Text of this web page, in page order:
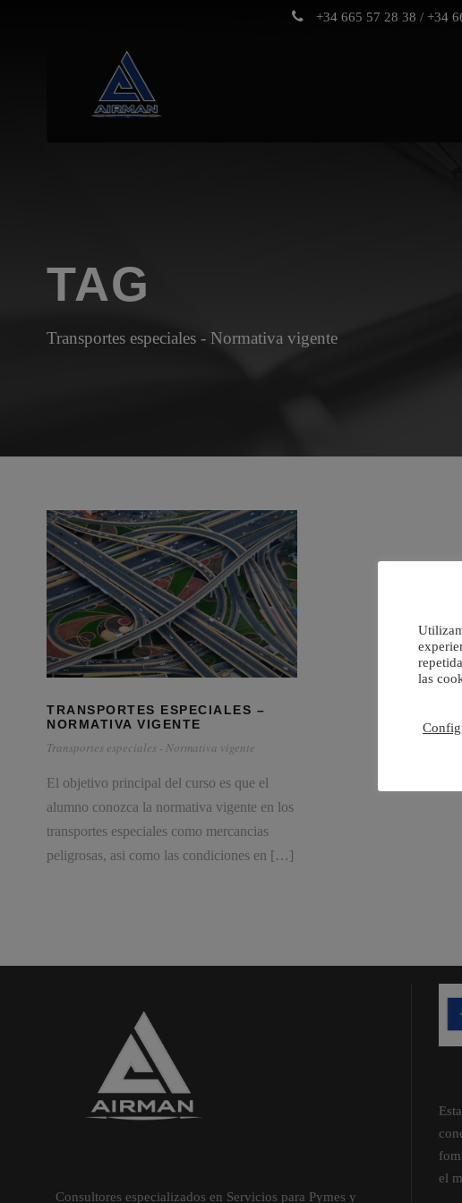
+34 665 57 28 38 / +34
TAG
Transportes especiales - Normativa vigente
TRANSPORTES ESPECIALES –
NORMATIVA VIGENTE
Transportes especiales - Normativa vigente
El objetivo principal del curso es que el
alumno conozca la normativa vigente en los
transportes especiales como mercancias
peligrosas, asi como las condiciones en […]
Consultores especializados en Servicios para Pymes y
el
las